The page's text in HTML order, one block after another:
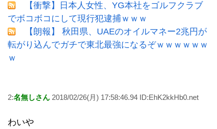
【衝撃】日本人女性、YG本社をゴルフクラブ
でボコボコにして現行犯逮捕ｗｗｗ
【朗報】 秋田県、UAEのオイルマネー2兆円が
転がり込んでガチで東北最強になるぞｗｗｗｗｗｗ
ｗ
2:名無しさん 2018/02/26(月) 17:58:46.94 ID:EhK2kkHb0.net
わいや